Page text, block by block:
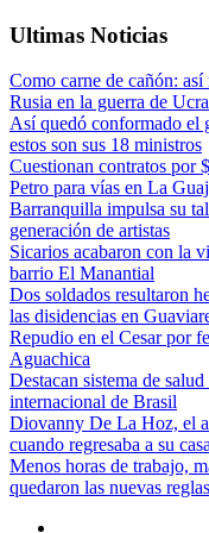
Ultimas Noticias
Como carne de cañón:
Rusia en la guerra de
Así quedó conformado el
estos son sus 18 ministros
Cuestionan contratos por
Petro para vías en La
Barranquilla impulsa su
generación de artistas
Sicarios acabaron con la
barrio El Manantial
Dos soldados resultaron
las disidencias en
Repudio en el Cesar por
Aguachica
Destacan sistema de
internacional de Brasil
Diovanny De La Hoz, el
cuando regresaba a su
Menos horas de trabajo,
quedaron las nuevas reglas